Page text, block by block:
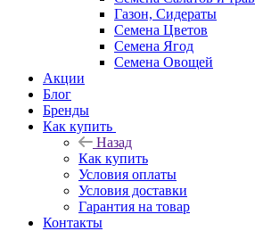
Газон, Сидераты
Семена Цветов
Семена Ягод
Семена Овощей
Акции
Блог
Бренды
Как купить
Назад
Как купить
Условия оплаты
Условия доставки
Гарантия на товар
Контакты